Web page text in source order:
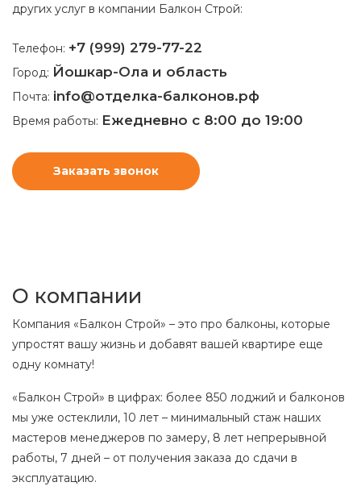
О компании
Компания «Балкон Строй» – это про балконы, которые
упростят вашу жизнь и добавят вашей квартире еще
одну комнату!
«Балкон Строй» в цифрах: более 850 лоджий и балконов
мы уже остеклили, 10 лет – минимальный стаж наших
мастеров менеджеров по замеру, 8 лет непрерывной
работы, 7 дней – от получения заказа до сдачи в
эксплуатацию.
других услуг в компании Балкон Строй:
Телефон: +7 (999) 279-77-22
Город: Йошкар-Ола и область
Почта: info@отделка-балконов.рф
Время работы: Ежедневно с 8:00 до 19:00
Заказать звонок